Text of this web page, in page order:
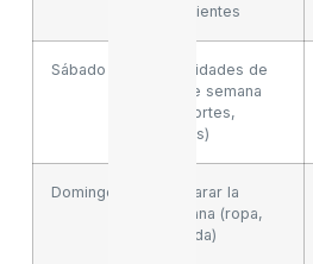
pendientes
Sábado
Actividades de
fin de semana
(deportes,
visitas)
Domingo
Preparar la
semana (ropa,
comida)